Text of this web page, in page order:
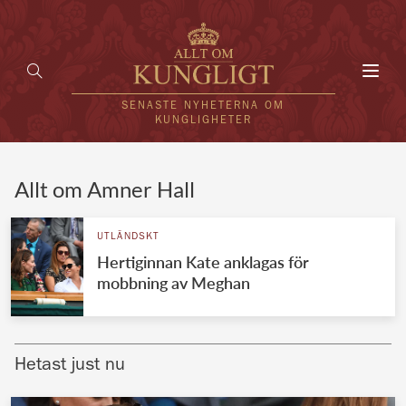
SENASTE NYHETERNA OM
KUNGLIGHETER
UTLÄNDSKT
VÄRLDENS KUNGAHUS
Brittiska kungahuset
Allt om Amner Hall
UTLÄNDSKT
Hertiginnan Kate anklagas för
mobbning av Meghan
Hetast just nu